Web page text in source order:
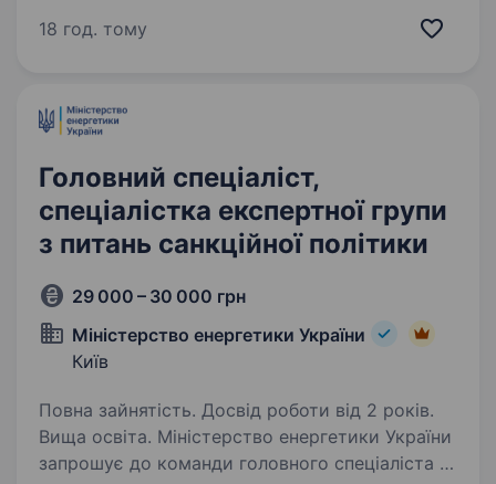
технологій. Ми шукаємо керівника, який
18 год. тому
Головний спеціаліст,
спеціалістка експертної групи
з питань санкційної політики
29 000 – 30 000 грн
Міністерство енергетики України
Київ
Повна зайнятість. Досвід роботи від 2 років.
Вища освіта. Міністерство енергетики України
запрошує до команди головного спеціаліста /